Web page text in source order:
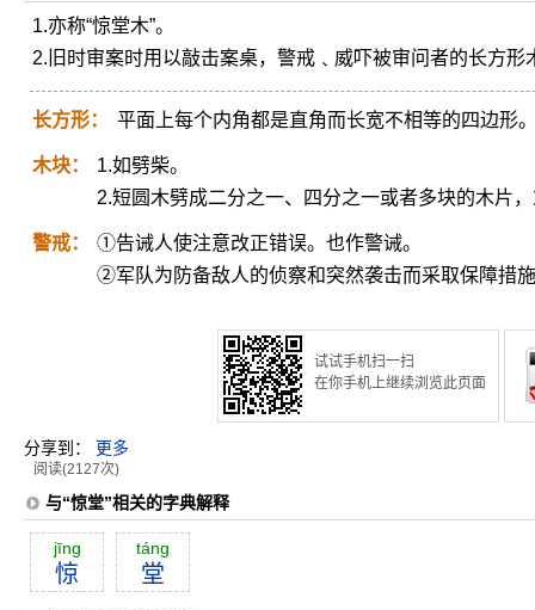
1.亦称“惊堂木”。
2.旧时审案时用以敲击案桌，警戒﹑威吓被审问者的长方形
长方形： 平面上每个内角都是直角而长宽不相等的四边形
木块：
1.如劈柴。
2.短圆木劈成二分之一、四分之一或者多块的木片
警戒：
①告诫人使注意改正错误。也作警诫。
②军队为防备敌人的侦察和突然袭击而采取保障措
试试手机扫一扫
在你手机上继续浏览此页面
分享到： 更多
阅读(2127次)
与“惊堂”相关的字典解释
jīng
惊
táng
堂